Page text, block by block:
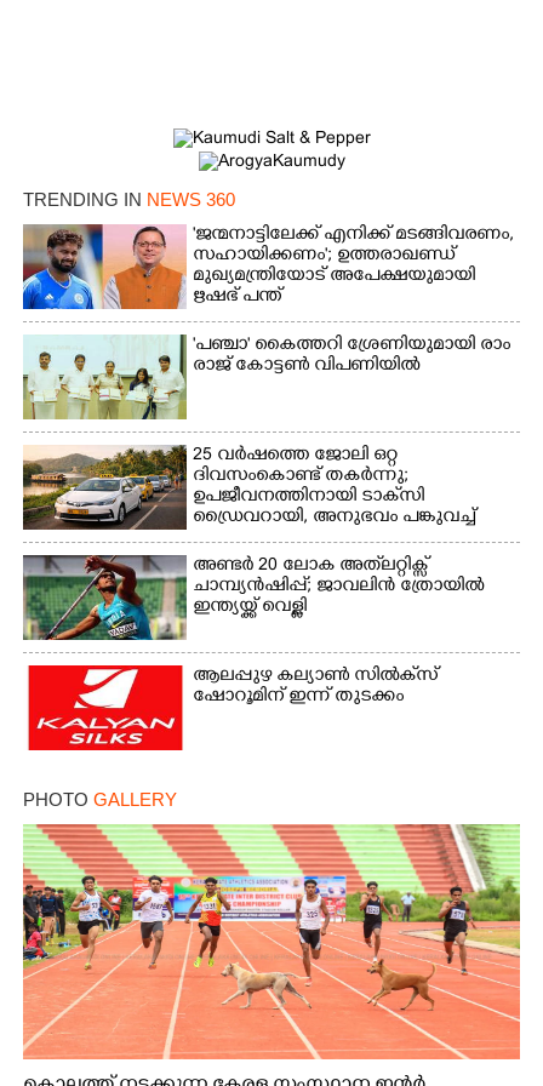
TRENDING IN NEWS 360
'ജന്മനാട്ടിലേക്ക് എനിക്ക് മടങ്ങിവരണം,
സഹായിക്കണം'; ഉത്തരാഖണ്ഡ്
മുഖ്യമന്ത്രിയോട് അപേക്ഷയുമായി
ഋഷഭ് പന്ത്
'​പ​ഞ്ചാ​'​ ​കൈ​ത്ത​റി​ ​ശ്രേ​ണി​യു​മാ​യി​ ​രാം​
രാ​ജ് ​കോ​ട്ടൺ വിപണിയിൽ
25 വർഷത്തെ ജോലി ഒറ്റ
ദിവസംകൊണ്ട് തകർന്നു;
ഉപജീവനത്തിനായി ടാക്‌സി
ഡ്രൈവറായി,​ അനുഭവം പങ്കുവച്ച്
യുവതി
അണ്ടർ 20 ലോക അത്‌ലറ്റിക്സ്
ചാമ്പ്യൻഷിപ്പ്; ജാവലിൻ ത്രോയിൽ
ഇന്ത്യയ്ക്ക് വെള്ളി
ആലപ്പുഴ കല്യാൺ സിൽക്‌സ്
ഷോറൂമിന് ഇന്ന് തുടക്കം
PHOTO GALLERY